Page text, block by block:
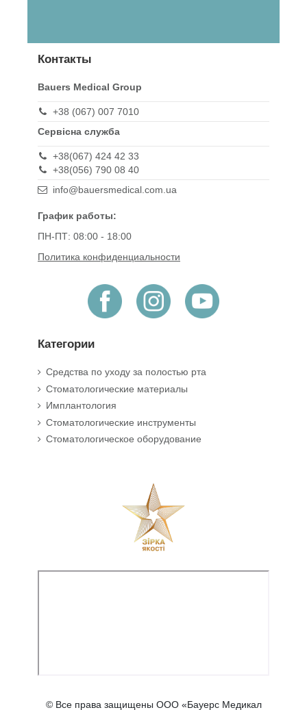
Контакты
Bauers Medical Group
+38 (067) 007 7010
Сервісна служба
+38(067) 424 42 33
+38(056) 790 08 40
info@bauersmedical.com.ua
График работы:
ПН-ПТ: 08:00 - 18:00
Политика конфиденциальности
Категории
Средства по уходу за полостью рта
Стоматологические материалы
Имплантология
Стоматологические инструменты
Стоматологическое оборудование
© Все права защищены ООО «Бауерс Медикал